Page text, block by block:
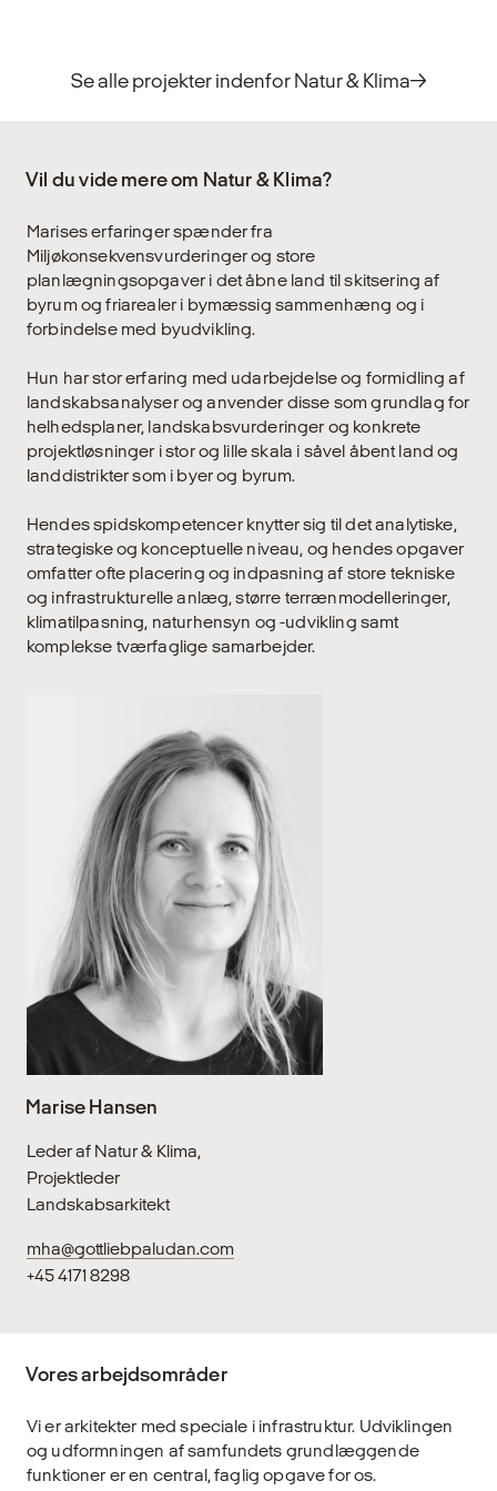
Se alle projekter indenfor Natur & Klima
Vil du vide mere om Natur & Klima?
Marises erfaringer spænder fra
Miljøkonsekvensvurderinger og store
planlægningsopgaver i det åbne land til skitsering af
byrum og friarealer i bymæssig sammenhæng og i
forbindelse med byudvikling.
Hun har stor erfaring med udarbejdelse og formidling af
landskabsanalyser og anvender disse som grundlag for
helhedsplaner, landskabsvurderinger og konkrete
projektløsninger i stor og lille skala i såvel åbent land og
landdistrikter som i byer og byrum.
Hendes spidskompetencer knytter sig til det analytiske,
strategiske og konceptuelle niveau, og hendes opgaver
omfatter ofte placering og indpasning af store tekniske
og infrastrukturelle anlæg, større terrænmodelleringer,
klimatilpasning, naturhensyn og -udvikling samt
komplekse tværfaglige samarbejder.
Marise Hansen
Leder af Natur & Klima,
Projektleder
Landskabsarkitekt
mha@gottliebpaludan.com
+45 4171 8298
Vores arbejdsområder
Vi er arkitekter med speciale i infrastruktur. Udviklingen
og udformningen af samfundets grundlæggende
funktioner er en central, faglig opgave for os.